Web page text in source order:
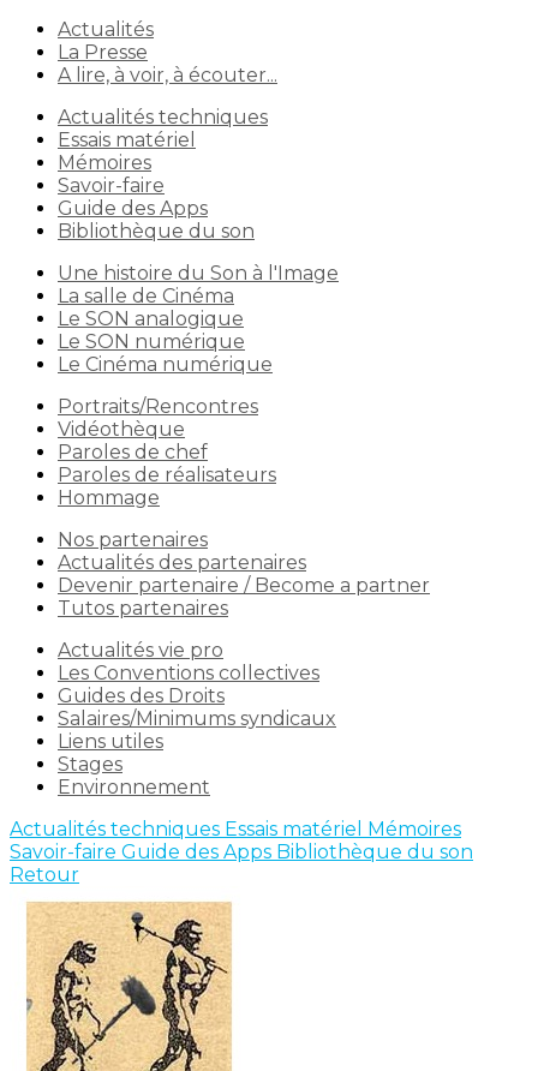
Actualités
La Presse
A lire, à voir, à écouter...
Actualités techniques
Essais matériel
Mémoires
Savoir-faire
Guide des Apps
Bibliothèque du son
Une histoire du Son à l'Image
La salle de Cinéma
Le SON analogique
Le SON numérique
Le Cinéma numérique
Portraits/Rencontres
Vidéothèque
Paroles de chef
Paroles de réalisateurs
Hommage
Nos partenaires
Actualités des partenaires
Devenir partenaire / Become a partner
Tutos partenaires
Actualités vie pro
Les Conventions collectives
Guides des Droits
Salaires/Minimums syndicaux
Liens utiles
Stages
Environnement
Actualités techniques Essais matériel Mémoires
Savoir-faire Guide des Apps Bibliothèque du son
Retour